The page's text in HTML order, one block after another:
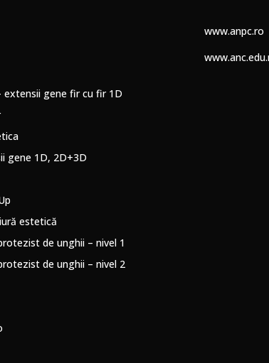
extensii gene fir cu fir 1D
gene 1D, 2D+3D
estetică
de unghii – nivel 1
de unghii – nivel 2
www.anpc.ro